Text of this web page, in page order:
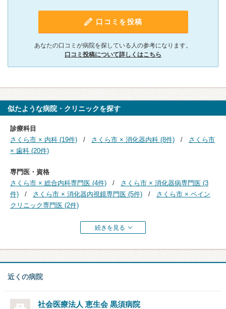
口コミを投稿
あなたの口コミが病院を探している人の参考になります。
口コミ投稿について詳しくはこちら
似たような病院・クリニックを探す
診療科目
さくら市 × 内科 (19件)
さくら市 × 消化器内科 (8件)
さくら市
× 歯科 (20件)
専門医・資格
さくら市 × 総合内科専門医 (4件)
さくら市 × 消化器病専門医 (3
件)
さくら市 × 消化器内視鏡専門医 (5件)
さくら市 × ペイン
クリニック専門医 (2件)
続きを見る
近くの病院
社会医療法人 恵生会黒須病院